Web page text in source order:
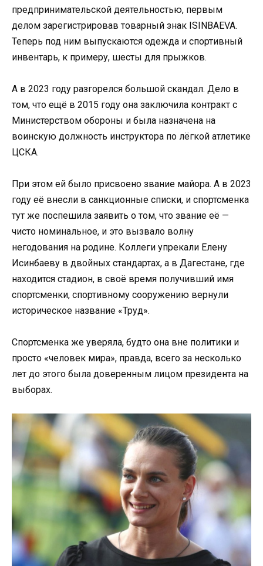
предпринимательской деятельностью, первым
делом зарегистрировав товарный знак ISINBAEVA.
Теперь под ним выпускаются одежда и спортивный
инвентарь, к примеру, шесты для прыжков.
А в 2023 году разгорелся большой скандал. Дело в
том, что ещё в 2015 году она заключила контракт с
Министерством обороны и была назначена на
воинскую должность инструктора по лёгкой атлетике
ЦСКА.
При этом ей было присвоено звание майора. А в 2023
году её внесли в санкционные списки, и спортсменка
тут же поспешила заявить о том, что звание её —
чисто номинальное, и это вызвало волну
негодования на родине. Коллеги упрекали Елену
Исинбаеву в двойных стандартах, а в Дагестане, где
находится стадион, в своё время получивший имя
спортсменки, спортивному сооружению вернули
историческое название «Труд».
Спортсменка же уверяла, будто она вне политики и
просто «человек мира», правда, всего за несколько
лет до этого была доверенным лицом президента на
выборах.